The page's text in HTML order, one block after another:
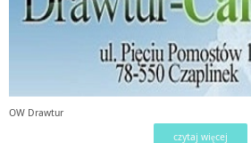
OW Drawtur
czytaj więcej